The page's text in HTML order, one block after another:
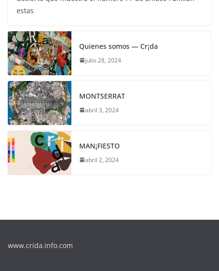
estas
Quienes somos — Cr¡da
julio 28, 2024
MONTSERRAT
abril 3, 2024
MAN¡FIESTO
abril 2, 2024
www.crida.info.com